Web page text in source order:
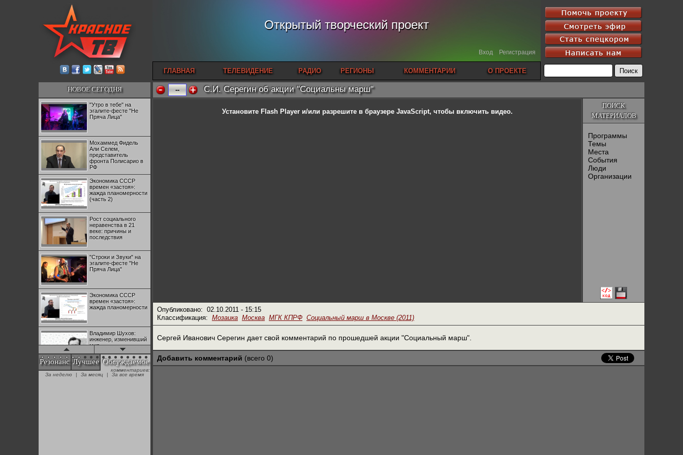
Открытый творческий проект
Вход Регистрация
ГЛАВНАЯ ТЕЛЕВИДЕНИЕ РАДИО РЕГИОНЫ КОММЕНТАРИИ О ПРОЕКТЕ
НОВОЕ СЕГОДНЯ
"Утро в тебе" на
эгалите-фесте "Не
Пряча Лица"
Мохаммед Фидель
Али Селем,
представитель
фронта Полисарио в
РФ
Экономика СССР
времен «застоя»:
жажда планомерности
(часть 2)
Рост социального
неравенства в 21
веке: причины и
последствия
"Строки и Звуки" на
эгалите-фесте "Не
Пряча Лица"
Экономика СССР
времен «застоя»:
жажда планомерности
Владимир Шухов:
инженер, изменивший
мир
"Аркадий Коц" на
эгалите-фесте "Не
Резонанс Лучшее Обсуждаемое
комментариев:
За неделю
| За месяц | За все время
-- С.И. Серегин об акции "Социальны марш"
ПОИСК
МАТЕРИАЛОВ
Программы
Темы
Места
События
Люди
Организации
Установите Flash Playerи/или разрешите в браузере JavaScript, чтобы включить видео.
Опубликовано: 02.10.2011 - 15:15
Классификация: Мозаика Москва МГК КПРФ Социальный марш в Москве (2011)
Сергей Иванович Серегин дает свой комментарий по прошедшей акции "Социальный марш".
Добавить комментарий (всего 0)